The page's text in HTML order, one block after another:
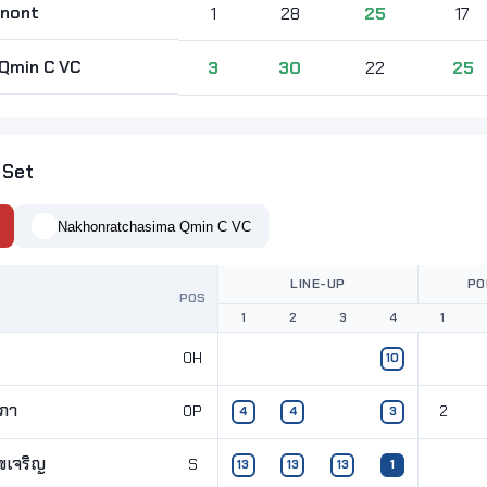
1 28 25 17
C VC 3 30 22 25
Nakhonratchasima Qmin C VC
POS
LINE-UP
1 2 3 4 1
OH 10
า OP 4 4 3 2
เจริญ S 13 13 13 1